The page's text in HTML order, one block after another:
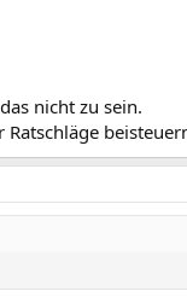
nicht zu sein.